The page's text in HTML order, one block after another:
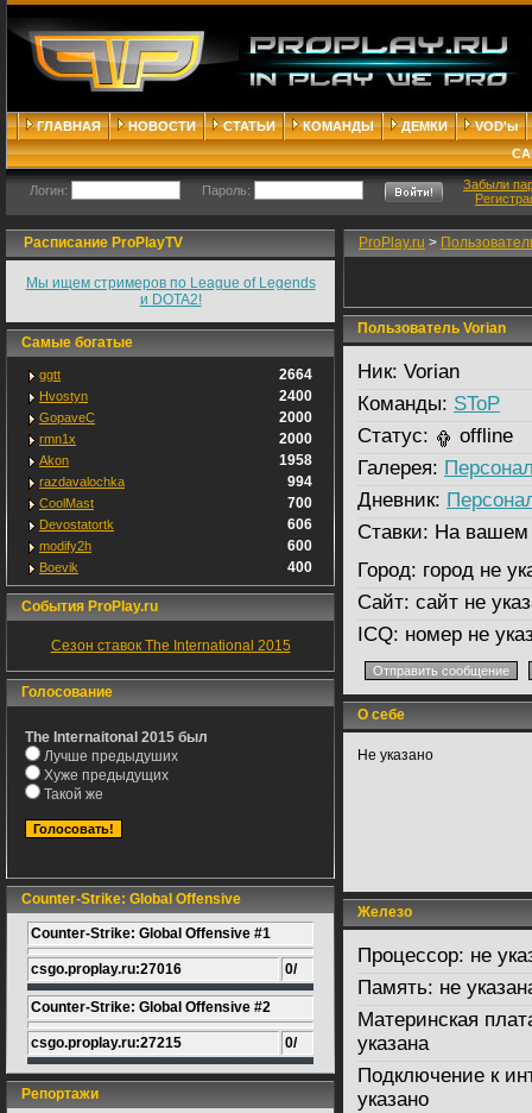
ГЛАВНАЯ НОВОСТИ СТАТЬИ КОМАНДЫ ДЕМКИ
VOD'ы
Логин: Пароль:
Забыли
Расписание ProPlayTV
Мы ищем стримеров по League of Legends
и DOTA2!
Самые богатые
ggtt 2664
Hvostyn 2400
GopaveC 2000
rmn1x 2000
Akon 1958
razdavalochka 994
CoolMast 700
Devostatortk 606
modify2h 600
Boevik 400
События ProPlay.ru
Сезон ставок The International 2015
Голосование
The Internaitonal 2015 был
Лучше предыдуших
Хуже предыдущих
Такой же
Counter-Strike: Global Offensive
Counter-Strike: Global Offensive #1
csgo.proplay.ru:27016 0/
Counter-Strike: Global Offensive #2
csgo.proplay.ru:27215 0/
Репортажи
ProPlay.ru >
Пользователь Vorian
Ник: Vorian
Команды: SToP
Статус:
offline
Галерея:
Дневник:
Ставки: На вашем
Город: город не
Сайт: сайт не
ICQ: номер не
О себе
Не указано
Железо
Процессор: не
Память: не
Материнская
указана
Подключение к
указано